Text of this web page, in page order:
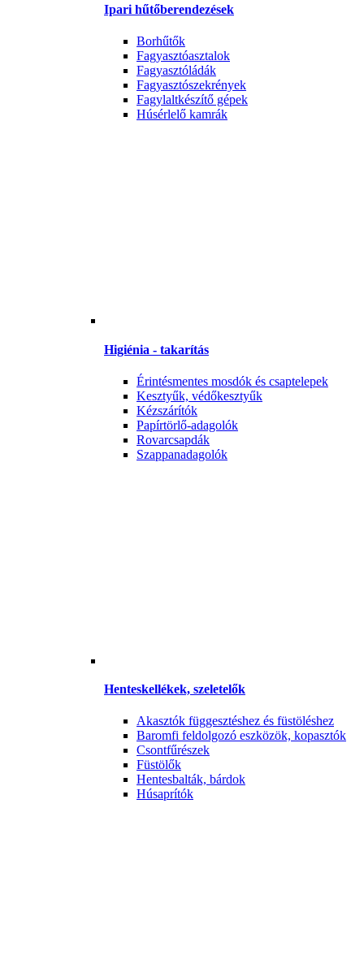
Ipari hűtőberendezések
Borhűtők
Fagyasztóasztalok
Fagyasztóládák
Fagyasztószekrények
Fagylaltkészítő gépek
Húsérlelő kamrák
Higiénia - takarítás
Érintésmentes mosdók és csaptelepek
Kesztyűk, védőkesztyűk
Kézszárítók
Papírtörlő-adagolók
Rovarcsapdák
Szappanadagolók
Henteskellékek, szeletelők
Akasztók függesztéshez és füstöléshez
Baromfi feldolgozó eszközök, kopasztók
Csontfűrészek
Füstölők
Hentesbalták, bárdok
Húsaprítók